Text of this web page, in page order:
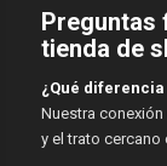
Preguntas
tienda de
¿Qué diferencia
Nuestra
y el trato cercano